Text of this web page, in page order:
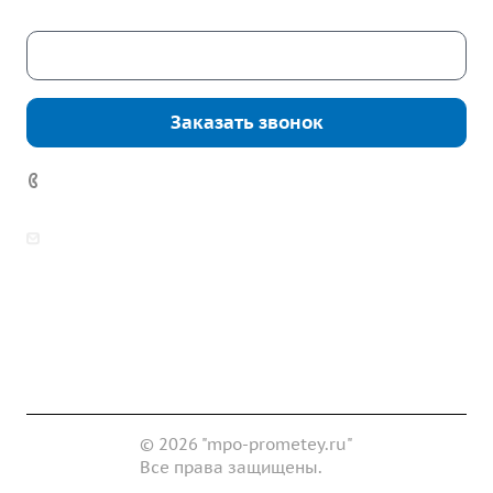
Заказать звонок
© 2026 "mpo-prometey.ru"
Все права защищены.